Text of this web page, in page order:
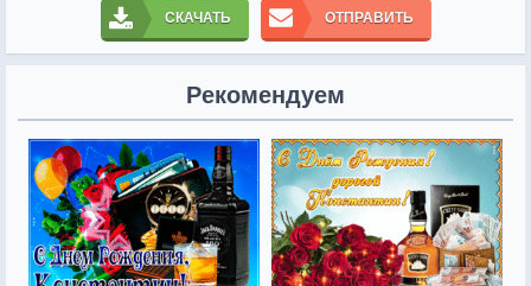
СКАЧАТЬ ОТПРАВИТЬ
Рекомендуем